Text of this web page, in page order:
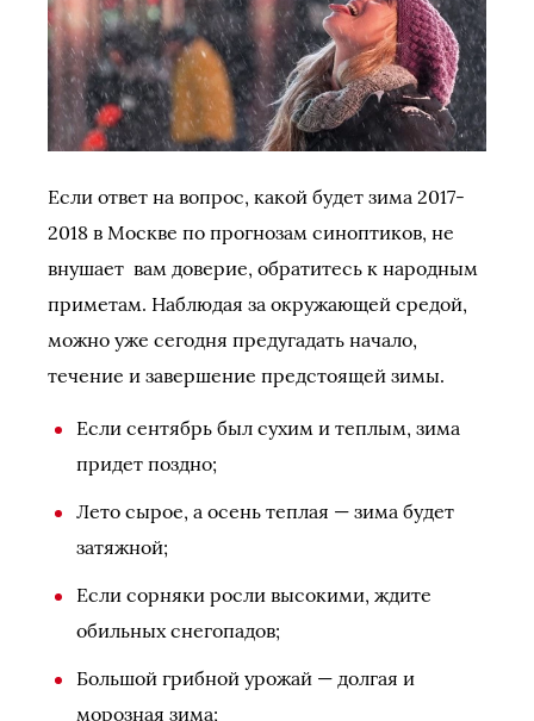
Если ответ на вопрос, какой будет зима 2017-
2018 в Москве по прогнозам синоптиков, не
внушает вам доверие, обратитесь к народным
приметам. Наблюдая за окружающей средой,
можно уже сегодня предугадать начало,
течение и завершение предстоящей зимы.
Если сентябрь был сухим и теплым, зима
придет поздно;
Лето сырое, а осень теплая — зима будет
затяжной;
Если сорняки росли высокими, ждите
обильных снегопадов;
Большой грибной урожай — долгая и
морозная зима;